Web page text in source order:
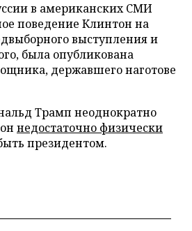
в американских СМИ
поведение Клинтон на
выступления и
была опубликована
державшего наготове
Трамп неоднократно
недостаточно физически
президентом.